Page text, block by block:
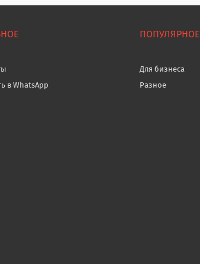
в WhatsApp
ПОПУЛЯРНОЕ
Для бизнеса
Разное